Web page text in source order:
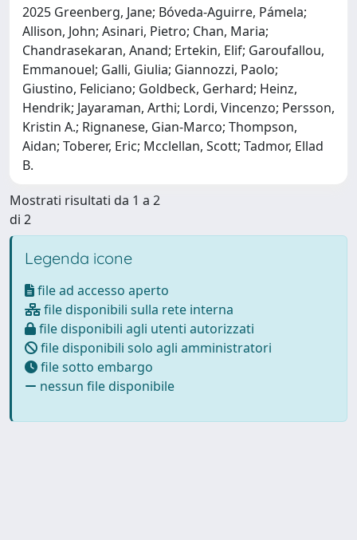
2025 Greenberg, Jane; Bóveda-Aguirre, Pámela;
Allison, John; Asinari, Pietro; Chan, Maria;
Chandrasekaran, Anand; Ertekin, Elif; Garoufallou,
Emmanouel; Galli, Giulia; Giannozzi, Paolo;
Giustino, Feliciano; Goldbeck, Gerhard; Heinz,
Hendrik; Jayaraman, Arthi; Lordi, Vincenzo; Persson,
Kristin A.; Rignanese, Gian-Marco; Thompson,
Aidan; Toberer, Eric; Mcclellan, Scott; Tadmor, Ellad
B.
Mostrati risultati da 1 a 2
di 2
Legenda icone
file ad accesso aperto
file disponibili sulla rete interna
file disponibili agli utenti autorizzati
file disponibili solo agli amministratori
file sotto embargo
nessun file disponibile